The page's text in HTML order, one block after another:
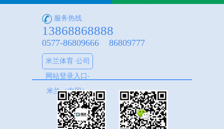
服务热线
13868868888
0577-86809666 86809777
米兰体育·公司
网站登录入口-
米兰（中国）